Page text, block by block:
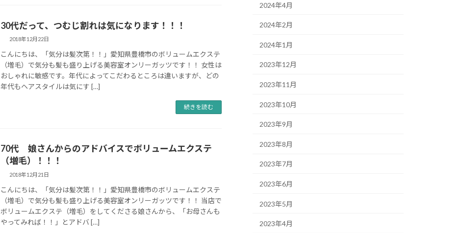
30代だって、つむじ割れは気になります！！！
2018年12月22日
こんにちは、「気分は髪次第！！」愛知県豊橋市のボリュームエクステ
（増毛）で気分も髪も盛り上げる美容室オンリーガッツです！！ 女性は
おしゃれに敏感です。年代によってこだわるところは違いますが、どの
年代もヘアスタイルは気にす […]
続きを読む
70代 娘さんからのアドバイスでボリュームエクステ
（増毛）！！！
2018年12月21日
こんにちは、「気分は髪次第！！」愛知県豊橋市のボリュームエクステ
（増毛）で気分も髪も盛り上げる美容室オンリーガッツです！！ 当店で
ボリュームエクステ（増毛）をしてくださる娘さんから、「お母さんも
やってみれば！！」とアドバ […]
2024年4月
2024年2月
2024年1月
2023年12月
2023年11月
2023年10月
2023年9月
2023年8月
2023年7月
2023年6月
2023年5月
2023年4月